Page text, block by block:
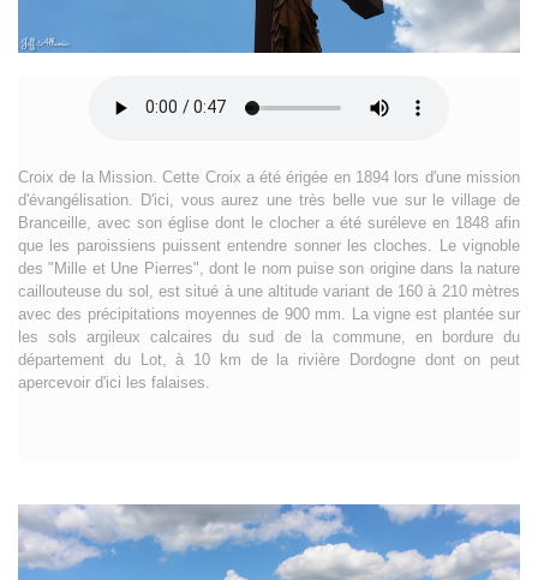
Croix de la Mission. Cette Croix a été érigée en 1894 lors d'une mission
d'évangélisation. D'ici, vous aurez une très belle vue sur le village de
Branceille, avec son église dont le clocher a été suréleve en 1848 afin
que les paroissiens puissent entendre sonner les cloches. Le vignoble
des "Mille et Une Pierres", dont le nom puise son origine dans la nature
caillouteuse du sol, est situé à une altitude variant de 160 à 210 mètres
avec des précipitations moyennes de 900 mm. La vigne est plantée sur
les sols argileux calcaires du sud de la commune, en bordure du
département du Lot, à 10 km de la rivière Dordogne dont on peut
apercevoir d'ici les falaises.